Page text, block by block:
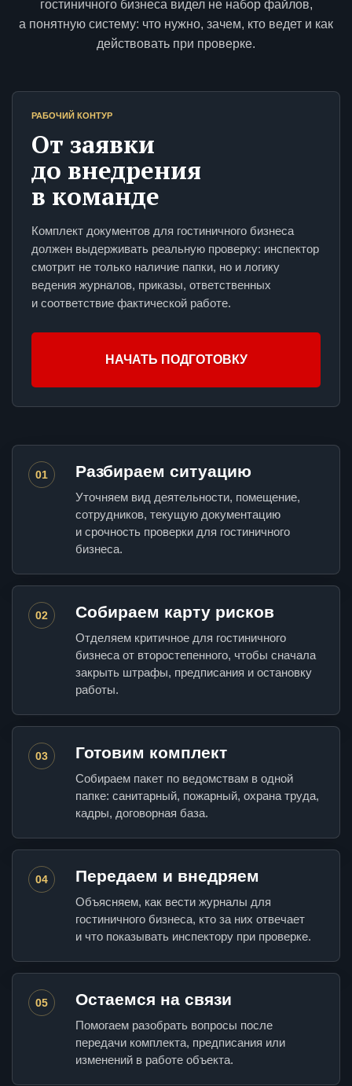
гостиничного бизнеса видел не набор файлов,
а понятную систему: что нужно, зачем, кто ведет и как
действовать при проверке.
РАБОЧИЙ КОНТУР
От заявки
до внедрения
в команде
Комплект документов для гостиничного бизнеса
должен выдерживать реальную проверку: инспектор
смотрит не только наличие папки, но и логику
ведения журналов, приказы, ответственных
и соответствие фактической работе.
НАЧАТЬ ПОДГОТОВКУ
01 Разбираем ситуацию
Уточняем вид деятельности, помещение,
сотрудников, текущую документацию
и срочность проверки для гостиничного
бизнеса.
02 Собираем карту рисков
Отделяем критичное для гостиничного
бизнеса от второстепенного, чтобы сначала
закрыть штрафы, предписания и остановку
работы.
03 Готовим комплект
Собираем пакет по ведомствам в одной
папке: санитарный, пожарный, охрана труда,
кадры, договорная база.
04 Передаем и внедряем
Объясняем, как вести журналы для
гостиничного бизнеса, кто за них отвечает
и что показывать инспектору при проверке.
05 Остаемся на связи
Помогаем разобрать вопросы после
передачи комплекта, предписания или
изменений в работе объекта.